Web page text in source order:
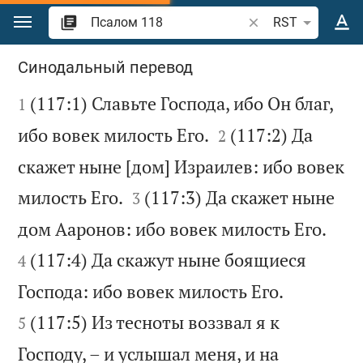
Перейти к содержанию
Поиск по отрывку
RST
Псалом 118
Синодальный перевод

1 (117:1) Славьте Господа, ибо Он благ,
ибо вовек милость Его. 

2 (117:2) Да
скажет ныне [дом] Израилев: ибо вовек
милость Его. 

3 (117:3) Да скажет ныне
дом Ааронов: ибо вовек милость Его.
4 (117:4) Да скажут ныне боящиеся
Господа: ибо вовек милость Его.
5 (117:5) Из тесноты воззвал я к
Господу, – и услышал меня, и на